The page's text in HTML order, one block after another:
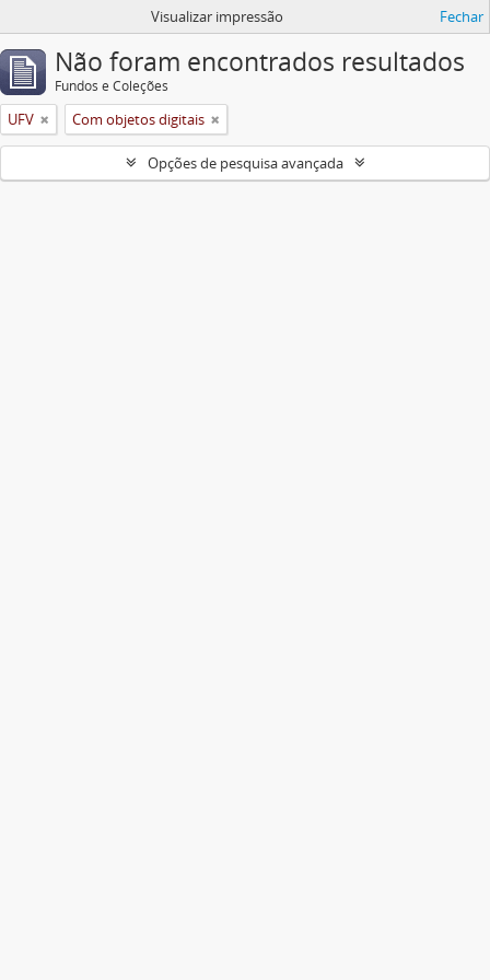
Visualizar impressão Fechar
Não foram encontrados resultados
Fundos e Coleções
UFV Com objetos digitais
Opções de pesquisa avançada